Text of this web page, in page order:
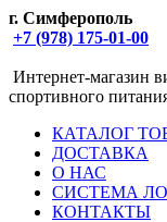
г. Симферополь
+7 (978) 175-01-00
Интернет-магазин
спортивного
КАТАЛОГ
ДОСТАВКА
О НАС
СИСТЕМА
КОНТАКТЫ